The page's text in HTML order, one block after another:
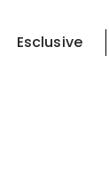
Esclusive